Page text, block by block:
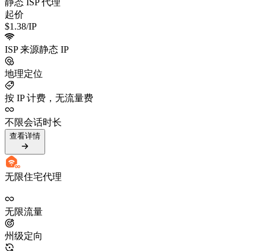
静态 ISP 代理
起价
$1.38/IP
ISP 来源静态 IP
地理定位
按 IP 计费，无流量费
不限会话时长
查看详情
无限住宅代理
无限流量
州级定向